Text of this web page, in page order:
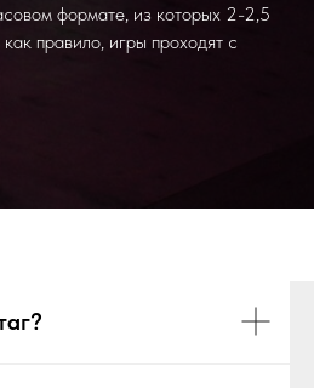
формате, из которых 2-2,5
правило, игры проходят с